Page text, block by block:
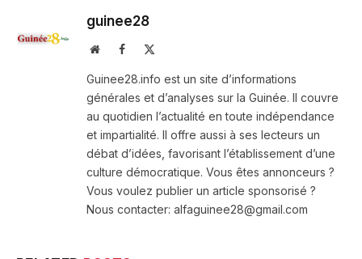
guinee28
WebsiteFacebook
Guinee28.info est un site d’informations
générales et d’analyses sur la Guinée. Il couvre
au quotidien l’actualité en toute indépendance
et impartialité. Il offre aussi à ses lecteurs un
débat d’idées, favorisant l’établissement d’une
culture démocratique. Vous êtes annonceurs ?
Vous voulez publier un article sponsorisé ?
Nous contacter: alfaguinee28@gmail.com